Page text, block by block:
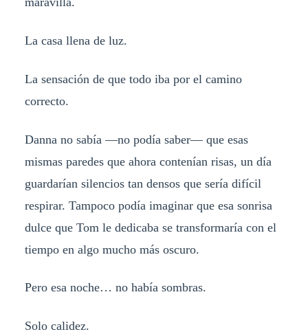
La casa llena de luz.
La sensación de que todo iba por el camino
correcto.
Danna no sabía —no podía saber— que esas
mismas paredes que ahora contenían risas, un día
guardarían silencios tan densos que sería difícil
respirar. Tampoco podía imaginar que esa sonrisa
dulce que Tom le dedicaba se transformaría con el
tiempo en algo mucho más oscuro.
Pero esa noche… no había sombras.
Solo calidez.